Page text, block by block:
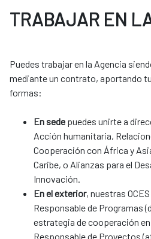
TRABAJAR EN
Puedes trabajar en la Agencia
mediante un contrato, aportando
formas:
En sede puedes unirte a
Acción humanitaria,
Cooperación con África y
Caribe, o Alianzas para el
Innovación.
En el exterior, nuestras
Responsable de Programas
estrategia de cooperación
Responsable de Proyectos